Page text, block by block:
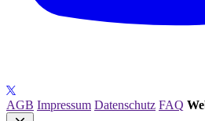
AGB Impressum Datenschutz FAQ